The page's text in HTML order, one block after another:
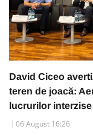
David Ciceo
teren de joacă:
lucrurilor
06 August 16:26